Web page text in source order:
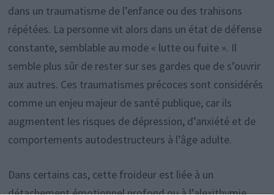
dans un traumatisme de l’enfance ou des trahisons
répétées. La personne vit alors dans un état de défense
constante, semblable au mode « lutte ou fuite ». Il
semble plus sûr de rester sur ses gardes que de s’ouvrir
aux autres. Ces traumatismes précoces sont considérés
comme un enjeu majeur de santé publique, car ils
augmentent les risques de dépression, d’anxiété et de
comportements autodestructeurs à l’âge adulte.
Dans certains cas, cette froideur est liée à un